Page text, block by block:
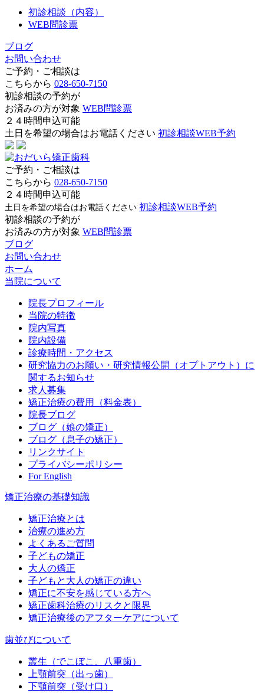
初診相談（内容）
WEB問診票
ブログ
お問い合わせ
ご予約・ご相談は
こちらから 028-650-7150
初診相談の予約が
お済みの方が対象 WEB問診票
２４時間申込可能
土日を希望の場合はお電話ください 初診相談WEB予約
ご予約・ご相談は
こちらから 028-650-7150
２４時間申込可能
土日を希望の場合はお電話ください 初診相談WEB予約
初診相談の予約が
お済みの方が対象 WEB問診票
ブログ
お問い合わせ
ホーム
当院について
院長プロフィール
当院の特徴
院内写真
院内設備
診療時間・アクセス
研究協力のお願い・研究情報公開（オプトアウト）に
関するお知らせ
求人募集
矯正治療の費用（料金表）
院長ブログ
ブログ（娘の矯正）
ブログ（息子の矯正）
リンクサイト
プライバシーポリシー
For English
矯正治療の基礎知識
矯正治療とは
治療の進め方
よくあるご質問
子どもの矯正
大人の矯正
子どもと大人の矯正の違い
矯正に不安を感じている方へ
矯正歯科治療のリスクと限界
矯正治療後のアフターケアについて
歯並びについて
叢生（でこぼこ、八重歯）
上顎前突（出っ歯）
下顎前突（受け口）